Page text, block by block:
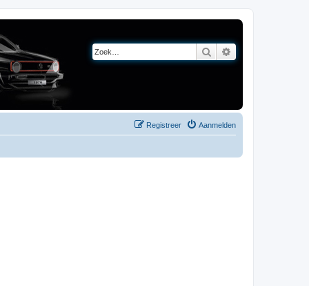
Zoek
Aanmelden
Registreer